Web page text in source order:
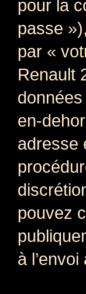
pour la
passe
par «
Renault
en-
adresse
pouvez
à